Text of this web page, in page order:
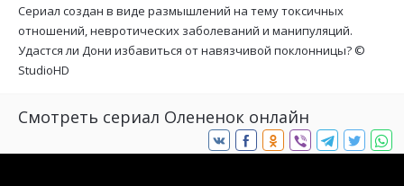
Сериал создан в виде размышлений на тему токсичных
отношений, невротических заболеваний и манипуляций.
Удастся ли Дони избавиться от навязчивой поклонницы? ©
StudioHD
Смотреть сериал Олененок онлайн